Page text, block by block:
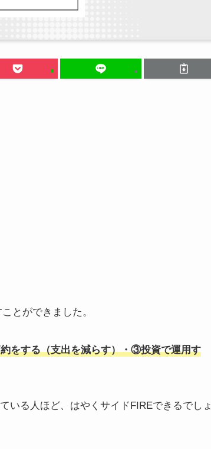
とができました。
をする（支出を減らす）・③投資で運用す
いる人ほど、はやくサイドFIREできるでしょ